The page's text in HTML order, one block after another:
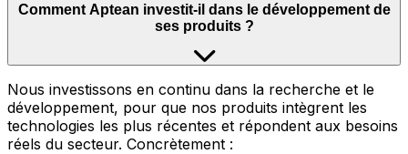
Comment Aptean investit-il dans le développement de
ses produits ?
Nous investissons en continu dans la recherche et le
développement, pour que nos produits intègrent les
technologies les plus récentes et répondent aux besoins
réels du secteur. Concrètement :